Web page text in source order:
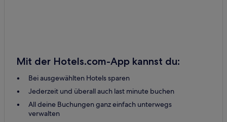
Mit der Hotels.com-App kannst du:
Bei ausgewählten Hotels sparen
Jederzeit und überall auch last minute buchen
All deine Buchungen ganz einfach unterwegs
verwalten